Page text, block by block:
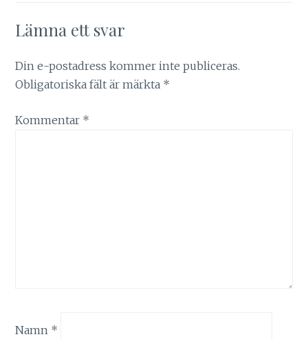
Lämna ett svar
Din e-postadress kommer inte publiceras.
Obligatoriska fält är märkta *
Kommentar *
Namn *